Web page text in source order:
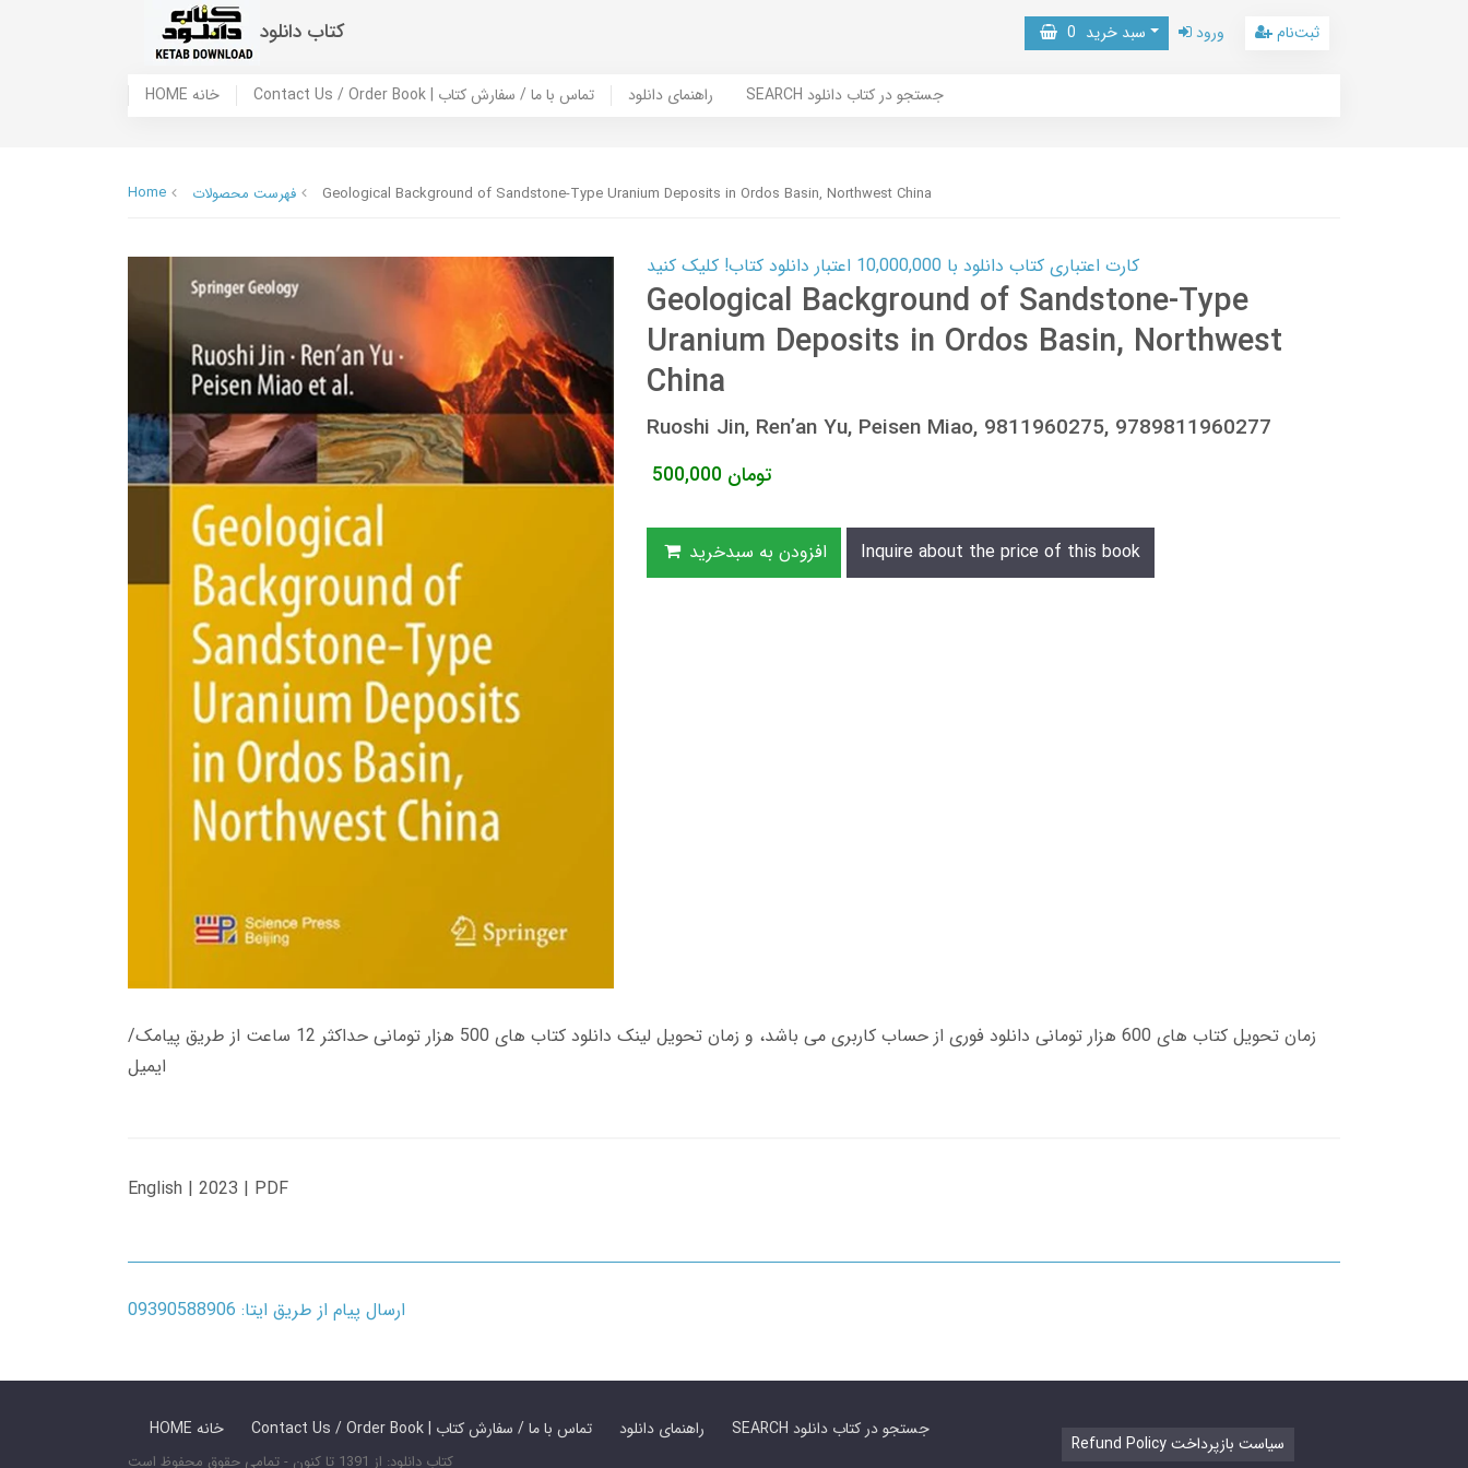
کتاب دانلود سبد خرید 0 ورود ثبت‌نام
HOME خانه Contact Us / Order Book | تماس با ما / سفارش کتاب راهنمای دانلود SEARCH جستجو در کتاب دانلود
Home فهرست محصولات Geological Background of Sandstone-Type Uranium Deposits in Ordos Basin, Northwest China
کارت اعتباری کتاب دانلود با 10,000,000 اعتبار دانلود کتاب! کلیک کنید
Geological Background of Sandstone-Type
Uranium Deposits in Ordos Basin, Northwest
China
Ruoshi Jin, Ren’an Yu, Peisen Miao, 9811960275, 9789811960277
500,000 تومان
افزودن به سبدخرید Inquire about the price of this book
زمان تحویل کتاب های 600 هزار تومانی دانلود فوری از حساب کاربری می باشد، و زمان تحویل لینک دانلود کتاب های 500 هزار تومانی حداکثر 12 ساعت از طریق پیامک/
ایمیل
English | 2023 | PDF
ارسال پیام از طریق ایتا: 09390588906
HOME خانه Contact Us / Order Book | تماس با ما / سفارش کتاب راهنمای دانلود SEARCH جستجو در کتاب دانلود
کتاب دانلود: از 1391 تا کنون - تمامی حقوق محفوظ است
Refund Policy سیاست بازپرداخت